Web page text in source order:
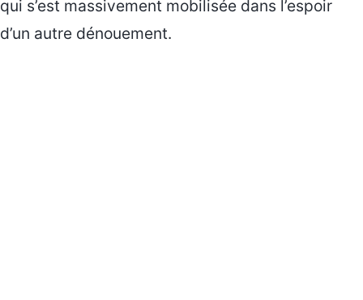
qui s’est massivement mobilisée dans l’espoir
d’un autre dénouement.